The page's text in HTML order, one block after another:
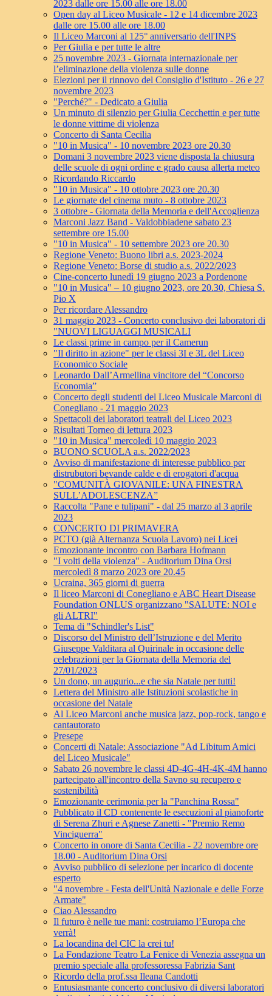
2023 dalle ore 15.00 alle ore 18.00
Open day al Liceo Musicale - 12 e 14 dicembre 2023
dalle ore 15.00 alle ore 18.00
Il Liceo Marconi al 125° anniversario dell'INPS
Per Giulia e per tutte le altre
25 novembre 2023 - Giornata internazionale per
l’eliminazione della violenza sulle donne
Elezioni per il rinnovo del Consiglio d'Istituto - 26 e 27
novembre 2023
"Perché?" - Dedicato a Giulia
Un minuto di silenzio per Giulia Cecchettin e per tutte
le donne vittime di violenza
Concerto di Santa Cecilia
"10 in Musica" - 10 novembre 2023 ore 20.30
Domani 3 novembre 2023 viene disposta la chiusura
delle scuole di ogni ordine e grado causa allerta meteo
Ricordando Riccardo
"10 in Musica" - 10 ottobre 2023 ore 20.30
Le giornate del cinema muto - 8 ottobre 2023
3 ottobre - Giornata della Memoria e dell'Accoglienza
Marconi Jazz Band - Valdobbiadene sabato 23
settembre ore 15.00
"10 in Musica" - 10 settembre 2023 ore 20.30
Regione Veneto: Buono libri a.s. 2023-2024
Regione Veneto: Borse di studio a.s. 2022/2023
Cine-concerto lunedì 19 giugno 2023 a Pordenone
"10 in Musica" – 10 giugno 2023, ore 20.30, Chiesa S.
Pio X
Per ricordare Alessandro
31 maggio 2023 - Concerto conclusivo dei laboratori di
"NUOVI LIGUAGGI MUSICALI
Le classi prime in campo per il Camerun
"Il diritto in azione" per le classi 3I e 3L del Liceo
Economico Sociale
Leonardo Dall’Armellina vincitore del “Concorso
Economia”
Concerto degli studenti del Liceo Musicale Marconi di
Conegliano - 21 maggio 2023
Spettacoli dei laboratori teatrali del Liceo 2023
Risultati Torneo di lettura 2023
"10 in Musica" mercoledì 10 maggio 2023
BUONO SCUOLA a.s. 2022/2023
Avviso di manifestazione di interesse pubblico per
distrubutori bevande calde e di erogatori d'acqua
"COMUNITÀ GIOVANILE: UNA FINESTRA
SULL’ADOLESCENZA”
Raccolta "Pane e tulipani" - dal 25 marzo al 3 aprile
2023
CONCERTO DI PRIMAVERA
PCTO (già Alternanza Scuola Lavoro) nei Licei
Emozionante incontro con Barbara Hofmann
"I volti della violenza" - Auditorium Dina Orsi
mercoledì 8 marzo 2023 ore 20.45
Ucraina, 365 giorni di guerra
Il liceo Marconi di Conegliano e ABC Heart Disease
Foundation ONLUS organizzano "SALUTE: NOI e
gli ALTRI"
Tema di "Schindler's List"
Discorso del Ministro dell’Istruzione e del Merito
Giuseppe Valditara al Quirinale in occasione delle
celebrazioni per la Giornata della Memoria del
27/01/2023
Un dono, un augurio...e che sia Natale per tutti!
Lettera del Ministro alle Istituzioni scolastiche in
occasione del Natale
Al Liceo Marconi anche musica jazz, pop-rock, tango e
cantautorato
Presepe
Concerti di Natale: Associazione "Ad Libitum Amici
del Liceo Musicale"
Sabato 26 novembre le classi 4D-4G-4H-4K-4M hanno
partecipato all'incontro della Savno su recupero e
sostenibilità
Emozionante cerimonia per la "Panchina Rossa"
Pubblicato il CD contenente le esecuzioni al pianoforte
di Serena Zhuri e Agnese Zanetti - "Premio Remo
Vinciguerra"
Concerto in onore di Santa Cecilia - 22 novembre ore
18.00 - Auditorium Dina Orsi
Avviso pubblico di selezione per incarico di docente
esperto
"4 novembre - Festa dell'Unità Nazionale e delle Forze
Armate"
Ciao Alessandro
Il futuro è nelle tue mani: costruiamo l’Europa che
verrà!
La locandina del CIC la crei tu!
La Fondazione Teatro La Fenice di Venezia assegna un
premio speciale alla professoressa Fabrizia Sant
Ricordo della prof.ssa Ileana Candotti
Entusiasmante concerto conclusivo di diversi laboratori